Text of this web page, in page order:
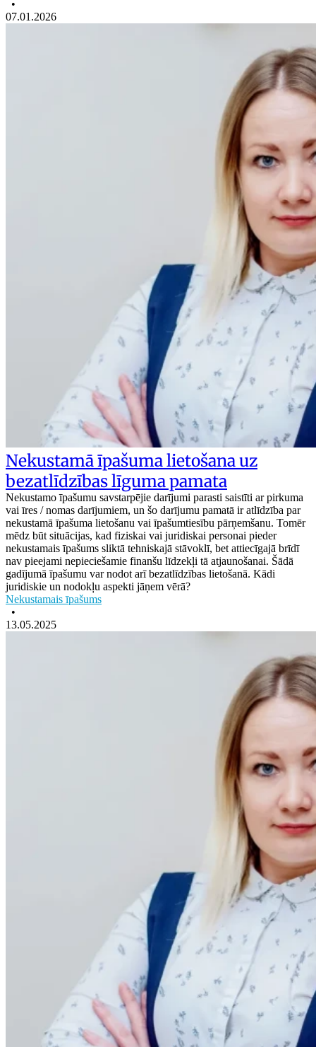
•
07.01.2026
Nekustamā īpašuma lietošana uz
bezatlīdzības līguma pamata
Nekustamo īpašumu savstarpējie darījumi parasti saistīti ar pirkuma
vai īres / nomas darījumiem, un šo darījumu pamatā ir atlīdzība par
nekustamā īpašuma lietošanu vai īpašumtiesību pārņemšanu. Tomēr
mēdz būt situācijas, kad fiziskai vai juridiskai personai pieder
nekustamais īpašums sliktā tehniskajā stāvoklī, bet attiecīgajā brīdī
nav pieejami nepieciešamie finanšu līdzekļi tā atjaunošanai. Šādā
gadījumā īpašumu var nodot arī bezatlīdzības lietošanā. Kādi
juridiskie un nodokļu aspekti jāņem vērā?
Nekustamais īpašums
•
13.05.2025